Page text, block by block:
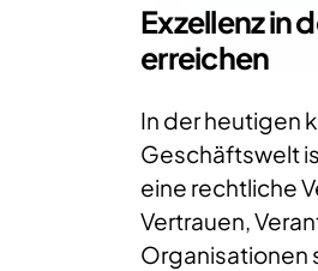
Exzellenz in
erreichen
In der heutigen
Geschäftswelt
eine rechtliche
Vertrauen,
Organisationen